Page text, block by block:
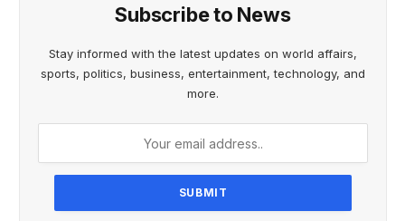
Subscribe to News
Stay informed with the latest updates on world affairs,
sports, politics, business, entertainment, technology, and
more.